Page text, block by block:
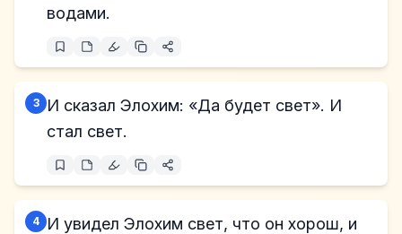
водами.
3
И сказал Элохим: «Да будет свет». И
стал свет.
4
И увидел Элохим свет, что он хорош, и